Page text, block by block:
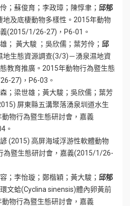
；蘇俊育；李政璋；陳惇聿； 邱郁
地及底棲動物多樣性。2015年動物
(2015/1/26-27)，P6-01。
； 黃大駿 ；吳欣儒；葉芳伶； 邱
地生態資源調查(3/3)－湧泉濕地資
教育推廣。2015年動物行為暨生態
27)，P6-03。
；梁世雄；黃大駿；吳欣儒；葉芳
屏東縣五溝聚落湧泉圳道水生
物行為暨生態研討會，嘉義
。
諺 (2015) 高屏海域浮游性軟體動物
為暨生態研討會，嘉義(2015/1/26-
；李怡璇；鄭楷穎；黃大駿； 邱郁
文蛤(Cyclina sinensis)體內卵黃前
物行為暨生態研討會，嘉義